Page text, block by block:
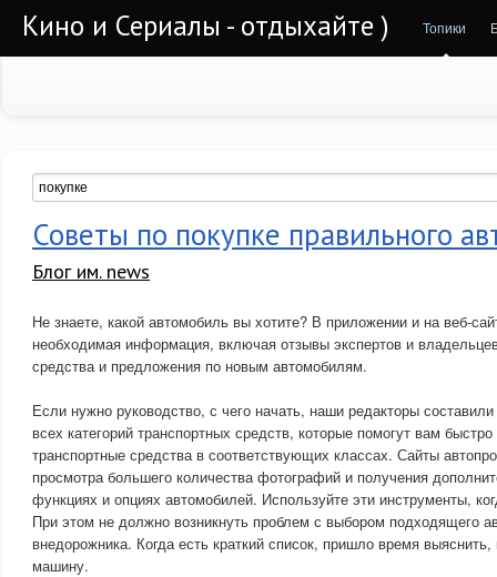
Кино и Сериалы - отдыхайте ) Топики
Советы по покупке правильного
Блог им. news
Не знаете, какой автомобиль вы хотите? В приложении и на веб-
необходимая информация, включая отзывы экспертов и
средства и предложения по новым автомобилям.
Если нужно руководство, с чего начать, наши редакторы составили
всех категорий транспортных средств, которые помогут вам
транспортные средства в соответствующих классах. Сайты
просмотра большего количества фотографий и получения
функциях и опциях автомобилей. Используйте эти инструменты,
При этом не должно возникнуть проблем с выбором подходящего
внедорожника. Когда есть краткий список, пришло время
машину.